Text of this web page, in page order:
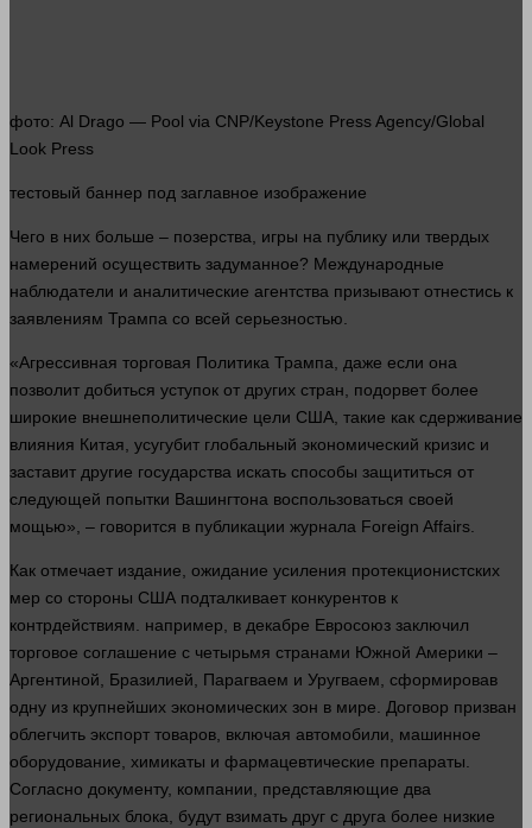
фото: Al Drago — Pool via CNP/Keystone Press Agency/Global
Look Press
тестовый баннер под заглавное изображение
Чего в них больше – позерства, игры на публику или твердых
намерений осуществить задуманное? Международные
наблюдатели и аналитические агентства призывают отнестись к
заявлениям Трампа со всей серьезностью.
«Агрессивная торговая Политика Трампа, даже если она
позволит добиться уступок от других стран, подорвет более
широкие внешнеполитические цели США, такие как сдерживание
влияния Китая, усугубит глобальный экономический кризис и
заставит другие государства искать способы защититься от
следующей попытки Вашингтона воспользоваться своей
мощью», – говорится в публикации журнала Foreign Affairs.
Как отмечает издание, ожидание усиления протекционистских
мер со стороны США подталкивает конкурентов к
контрдействиям. например , в декабре Евросоюз заключил
торговое соглашение с четырьмя странами Южной Америки –
Аргентиной, Бразилией, Парагваем и Уругваем, сформировав
одну из крупнейших экономических зон в мире. Договор призван
облегчить экспорт товаров, включая автомобили, машинное
оборудование, химикаты и фармацевтические препараты.
Согласно документу, компании , представляющие два
региональных блока, будут взимать друг с друга более низкие